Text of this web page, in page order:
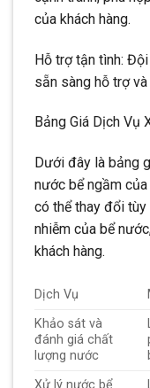
của khách hàng.
Hỗ trợ tận tình:
sẵn sàng hỗ trợ
Bảng Giá Dịch Vụ
Dưới đây là bảng
nước bể ngầm
có thể thay đổi
nhiễm của bể
khách hàng.
Dịch Vụ
Khảo sát và
đánh giá chất
lượng nước
Xử lý nước bể